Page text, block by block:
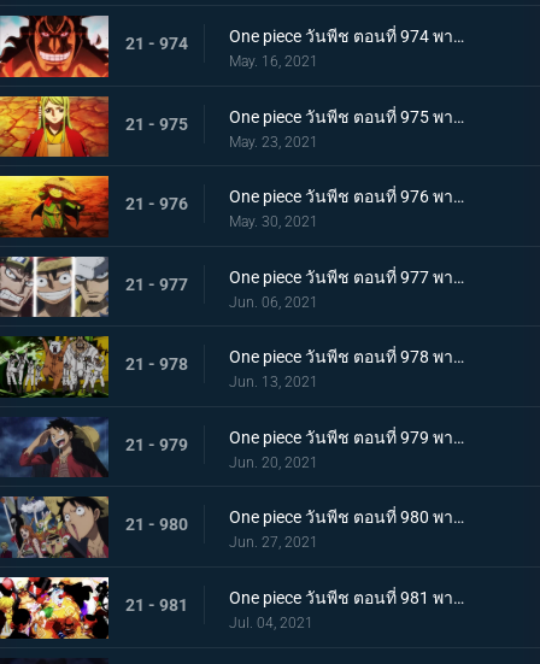
21 - 974 One piece วันพีช ตอนที่ 974 พากย์ไทย โอเด้งจะไม่ใช่โอเด้งถ้าไม่ต้ม!
May. 16, 2021
21 - 975 One piece วันพีช ตอนที่ 975 พากย์ไทย ปราสาทลุกเป็นไฟ! โชคชะตาของตระกูลโคสึกิ!
May. 23, 2021
21 - 976 One piece วันพีช ตอนที่ 976 พากย์ไทย กลับสู่ปัจจุบัน! 20 ปีต่อมา
May. 30, 2021
21 - 977 One piece วันพีช ตอนที่ 977 พากย์ไทย ทะเลมีไว้สำหรับโจรสลัด! บุก! มุ่งสู่โอนิกาชิมะ
Jun. 06, 2021
21 - 978 One piece วันพีช ตอนที่ 978 พากย์ไทย รุ่นที่เลวร้ายที่สุดมาแล้ว! การต่อสู้กลางทะเลอันดุเดือด
Jun. 13, 2021
21 - 979 One piece วันพีช ตอนที่ 979 พากย์ไทย โชคดีงั้นรึ!? แผนการของคินเอม่อน
Jun. 20, 2021
21 - 980 One piece วันพีช ตอนที่ 980 พากย์ไทย สัญญาแห่งน้ำตา! โมโมโนะสุเกะถูกลักพาตัว
Jun. 27, 2021
21 - 981 One piece วันพีช ตอนที่ 981 พากย์ไทย พวกพ้องคนใหม่! ชายชาตรีแห่งท้องทะเล จินเบ!
Jul. 04, 2021